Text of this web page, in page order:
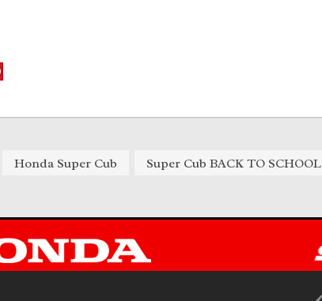
Honda Super Cub Super Cub BACK TO SCHOOL